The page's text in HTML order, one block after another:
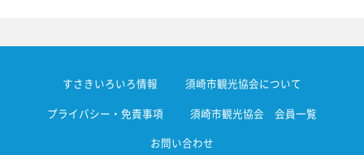
すさきいろいろ情報 須崎市観光協会について
プライバシー・免責事項 須崎市観光協会 会員一覧
お問い合わせ